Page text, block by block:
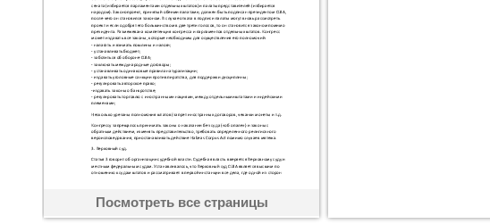
Посмотреть все страницы